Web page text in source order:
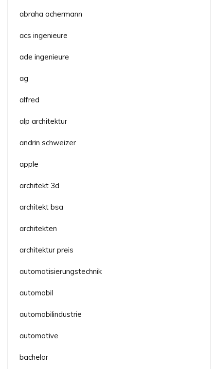
abraha achermann
acs ingenieure
ade ingenieure
ag
alfred
alp architektur
andrin schweizer
apple
architekt 3d
architekt bsa
architekten
architektur preis
automatisierungstechnik
automobil
automobilindustrie
automotive
bachelor